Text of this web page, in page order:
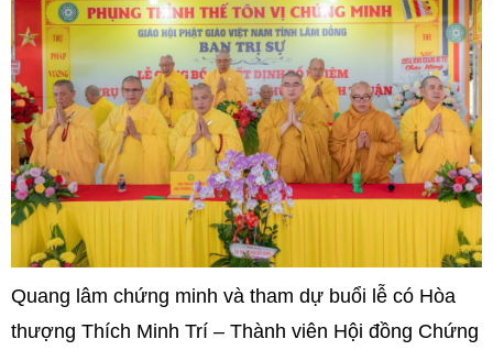
Quang lâm chứng minh và tham dự buổi lễ có Hòa
thượng Thích Minh Trí – Thành viên Hội đồng Chứng